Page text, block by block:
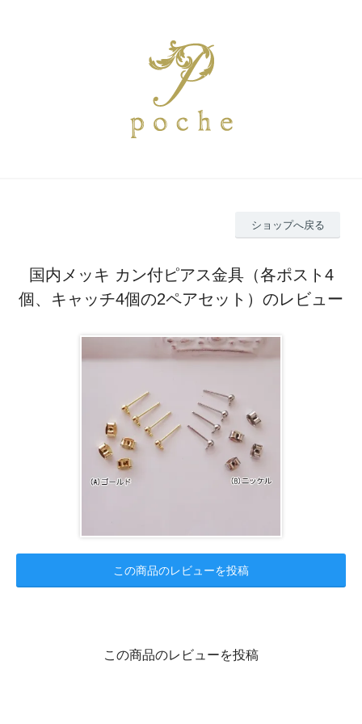
ショップへ戻る
国内メッキ カン付ピアス金具（各ポスト4
個、キャッチ4個の2ペアセット）のレビュー
この商品のレビューを投稿
この商品のレビューを投稿